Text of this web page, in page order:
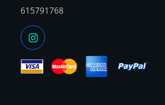
615791768